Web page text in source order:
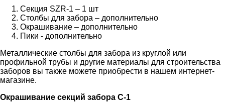
Секция SZR-1 – 1 шт
Столбы для забора – дополнительно
Окрашивание – дополнительно
Пики - дополнительно
Металлические столбы для забора из круглой или
профильной трубы и другие материалы для строительства
заборов вы также можете приобрести в нашем интернет-
магазине.
Окрашивание секций забора С-1